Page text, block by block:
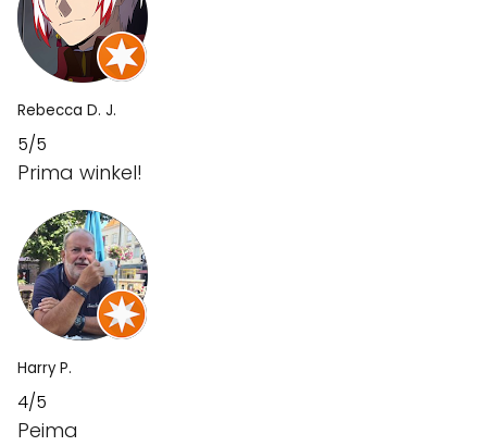
Rebecca D. J.
5/5
Prima winkel!
Harry P.
4/5
Peima